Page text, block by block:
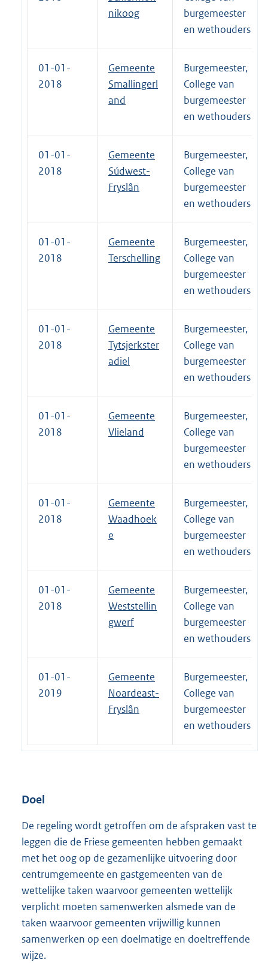
nikoog
burgemeester
en wethouders
01-01-
2018
Gemeente
Smallingerl
and
Burgemeester,
College van
burgemeester
en wethouders
01-01-
2018
Gemeente
Súdwest-
Fryslân
Burgemeester,
College van
burgemeester
en wethouders
01-01-
2018
Gemeente
Terschelling
Burgemeester,
College van
burgemeester
en wethouders
01-01-
2018
Gemeente
Tytsjerkster
adiel
Burgemeester,
College van
burgemeester
en wethouders
01-01-
2018
Gemeente
Vlieland
Burgemeester,
College van
burgemeester
en wethouders
01-01-
2018
Gemeente
Waadhoek
e
Burgemeester,
College van
burgemeester
en wethouders
01-01-
2018
Gemeente
Weststellin
gwerf
Burgemeester,
College van
burgemeester
en wethouders
01-01-
2019
Gemeente
Noardeast-
Fryslân
Burgemeester,
College van
burgemeester
en wethouders
Doel
De regeling wordt getroffen om de afspraken vast te
leggen die de Friese gemeenten hebben gemaakt
met het oog op de gezamenlijke uitvoering door
centrumgemeente en gastgemeenten van de
wettelijke taken waarvoor gemeenten wettelijk
verplicht moeten samenwerken alsmede van de
taken waarvoor gemeenten vrijwillig kunnen
samenwerken op een doelmatige en doeltreffende
wijze.